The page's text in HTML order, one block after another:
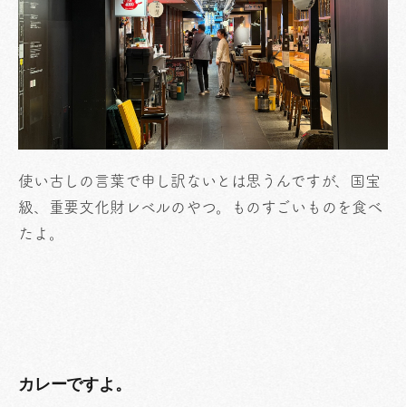
使い古しの言葉で申し訳ないとは思うんですが、国宝
級、重要文化財レベルのやつ。ものすごいものを食べ
たよ。
カレーですよ。